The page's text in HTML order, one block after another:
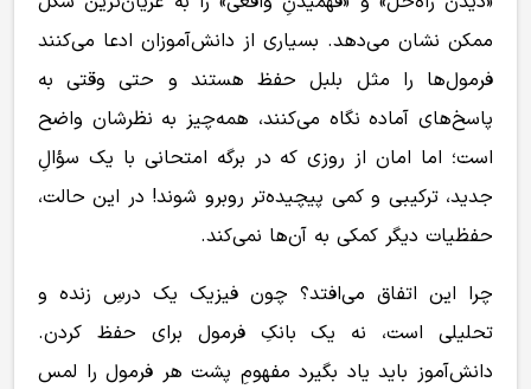
ممکن نشان می‌دهد. بسیاری از دانش‌آموزان ادعا می‌کنند
فرمول‌ها را مثل بلبل حفظ هستند و حتی وقتی به
پاسخ‌های آماده نگاه می‌کنند، همه‌چیز به نظرشان واضح
است؛ اما امان از روزی که در برگه امتحانی با یک سؤالِ
جدید، ترکیبی و کمی پیچیده‌تر روبرو شوند! در این حالت،
حفظیات دیگر کمکی به آن‌ها نمی‌کند.
چرا این اتفاق می‌افتد؟ چون فیزیک یک درسِ زنده و
تحلیلی است، نه یک بانکِ فرمول برای حفظ کردن.
دانش‌آموز باید یاد بگیرد مفهومِ پشت هر فرمول را لمس